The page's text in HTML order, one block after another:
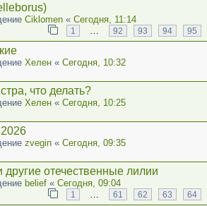
Ciklomen « Сегодня, 11:14
1 … 92 93 94 95
Хелен « Сегодня, 10:32
что делать?
Хелен « Сегодня, 10:25
zvegin « Сегодня, 09:35
другие отечественные лилии
belief « Сегодня, 09:04
1 61 62 63 64